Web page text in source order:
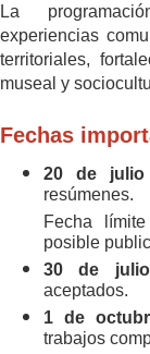
La
experiencias
territoriales,
museal y
Fechas
20 de julio
resúmenes.
Fecha
posible
30 de
aceptados.
1 de
trabajos